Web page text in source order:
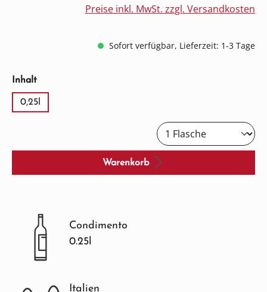
Preise inkl. MwSt. zzgl. Versandkosten
Sofort verfügbar, Lieferzeit: 1-3 Tage
Inhaltauswählen
0,25l
Warenkorb
Condimento
0.25l
Italien